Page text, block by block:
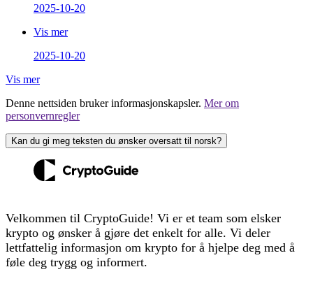
2025-10-20
Vis mer
2025-10-20
Vis mer
Denne nettsiden bruker informasjonskapsler. Mer om
personvernregler
Kan du gi meg teksten du ønsker oversatt til norsk?
Velkommen til CryptoGuide! Vi er et team som elsker
krypto og ønsker å gjøre det enkelt for alle. Vi deler
lettfattelig informasjon om krypto for å hjelpe deg med å
føle deg trygg og informert.